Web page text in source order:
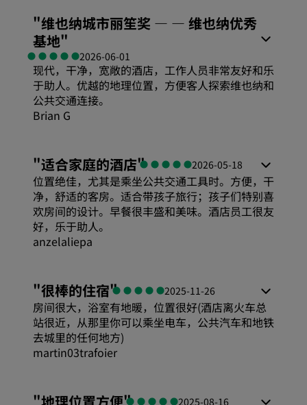
"维也纳城市丽笙奖 — — 维也纳优秀
基地"
2026-06-01
现代，干净，宽敞的酒店，工作人员非常友好和乐
于助人。优越的地理位置，方便客人探索维也纳和
公共交通连接。
Brian G
性价比
睡眠质量
卫生
"适合家庭的酒店" 2026-05-18
位置绝佳，尤其是乘坐公共交通工具时。方便，干
净，舒适的客房。适合带孩子旅行；孩子们特别喜
欢房间的设计。早餐很丰盛和美味。酒店员工很友
好，乐于助人。
anzelaliepa
性价比
"很棒的住宿" 2025-11-26
房间很大，浴室有地暖，位置很好(酒店离火车总
站很近，从那里你可以乘坐电车，公共汽车和地铁
去城里的任何地方)
martin03trafoier
2025-08-16